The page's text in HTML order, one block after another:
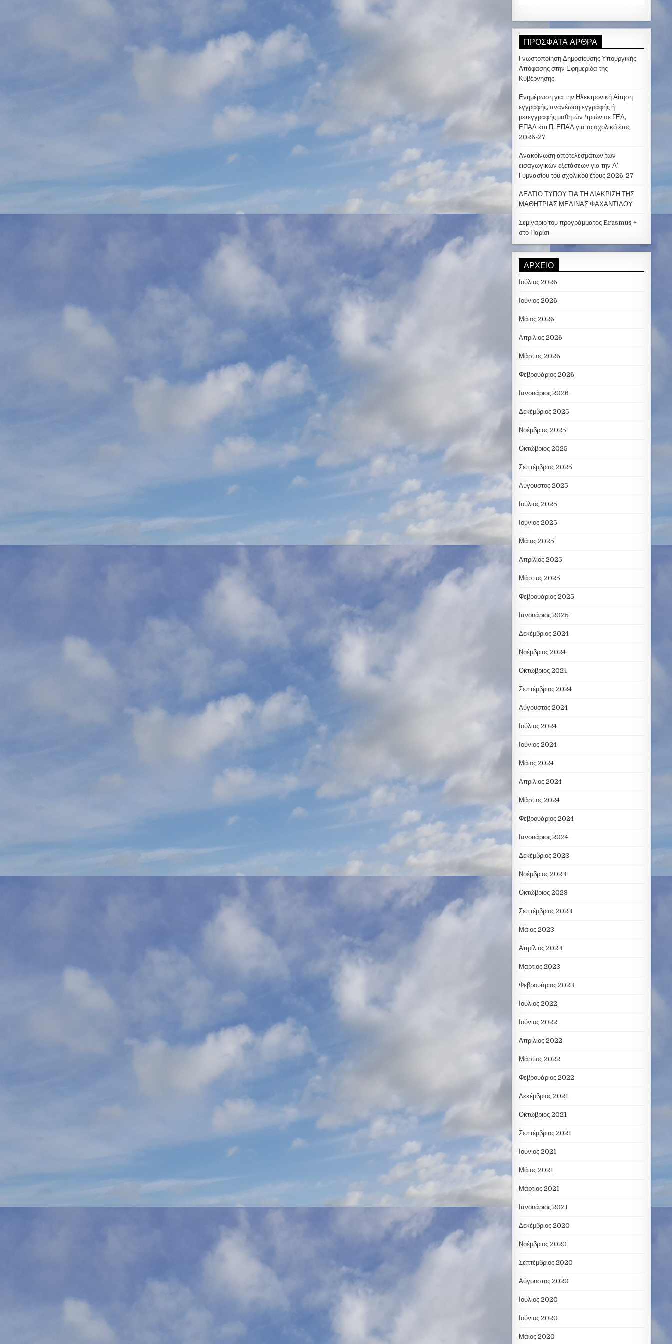
ΠΡΌΣΦΑΤΑ ΆΡΘΡΑ
Γνωστοποίηση Δημοσίευσης Υπουργικής
Απόφασης στην Εφημερίδα της
Κυβέρνησης
Ενημέρωση για την Ηλεκτρονική Αίτηση
εγγραφής, ανανέωση εγγραφής ή
μετεγγραφής μαθητών /τριών σε ΓΕΛ,
ΕΠΑΛ και Π. ΕΠΑΛ για το σχολικό έτος
2026-27
Ανακοίνωση αποτελεσμάτων των
εισαγωγικών εξετάσεων για την Α’
Γυμνασίου του σχολικού έτους 2026-27
ΔΕΛΤΙΟ ΤΥΠΟΥ ΓΙΑ ΤΗ ΔΙΑΚΡΙΣΗ ΤΗΣ
ΜΑΘΗΤΡΙΑΣ ΜΕΛΙΝΑΣ ΦΑΧΑΝΤΙΔΟΥ
Σεμινάριο του προγράμματος Erasmus +
στο Παρίσι
ΑΡΧΕΊΟ
Ιούλιος 2026
Ιούνιος 2026
Μάιος 2026
Απρίλιος 2026
Μάρτιος 2026
Φεβρουάριος 2026
Ιανουάριος 2026
Δεκέμβριος 2025
Νοέμβριος 2025
Οκτώβριος 2025
Σεπτέμβριος 2025
Αύγουστος 2025
Ιούλιος 2025
Ιούνιος 2025
Μάιος 2025
Απρίλιος 2025
Μάρτιος 2025
Φεβρουάριος 2025
Ιανουάριος 2025
Δεκέμβριος 2024
Νοέμβριος 2024
Οκτώβριος 2024
Σεπτέμβριος 2024
Αύγουστος 2024
Ιούλιος 2024
Ιούνιος 2024
Μάιος 2024
Απρίλιος 2024
Μάρτιος 2024
Φεβρουάριος 2024
Ιανουάριος 2024
Δεκέμβριος 2023
Νοέμβριος 2023
Οκτώβριος 2023
Σεπτέμβριος 2023
Μάιος 2023
Απρίλιος 2023
Μάρτιος 2023
Φεβρουάριος 2023
Ιούλιος 2022
Ιούνιος 2022
Απρίλιος 2022
Μάρτιος 2022
Φεβρουάριος 2022
Δεκέμβριος 2021
Οκτώβριος 2021
Σεπτέμβριος 2021
Ιούνιος 2021
Μάιος 2021
Μάρτιος 2021
Ιανουάριος 2021
Δεκέμβριος 2020
Νοέμβριος 2020
Σεπτέμβριος 2020
Αύγουστος 2020
Ιούλιος 2020
Ιούνιος 2020
Μάιος 2020